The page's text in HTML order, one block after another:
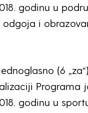
godinu u
odgoja i
(6
Programa
godinu u